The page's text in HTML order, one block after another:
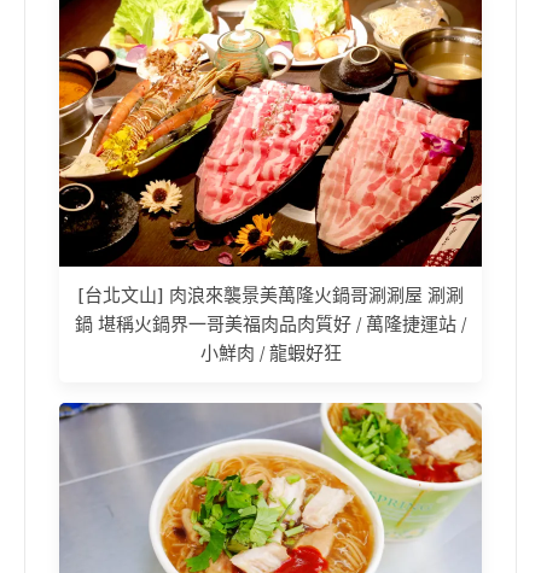
[台北文山] 肉浪來襲景美萬隆火鍋哥涮涮屋 涮涮
鍋 堪稱火鍋界一哥美福肉品肉質好 / 萬隆捷運站 /
小鮮肉 / 龍蝦好狂